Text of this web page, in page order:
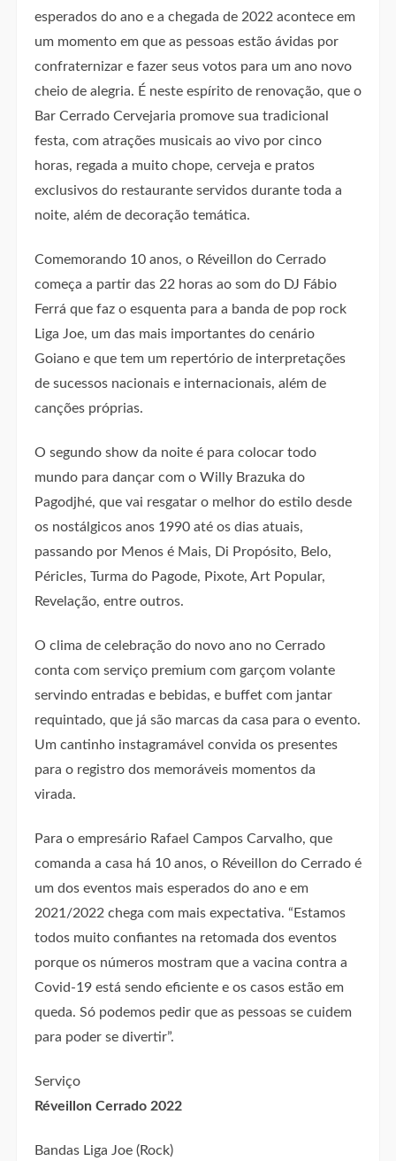
esperados do ano e a chegada de 2022 acontece em
um momento em que as pessoas estão ávidas por
confraternizar e fazer seus votos para um ano novo
cheio de alegria. É neste espírito de renovação, que o
Bar Cerrado Cervejaria promove sua tradicional
festa, com atrações musicais ao vivo por cinco
horas, regada a muito chope, cerveja e pratos
exclusivos do restaurante servidos durante toda a
noite, além de decoração temática.
Comemorando 10 anos, o Réveillon do Cerrado
começa a partir das 22 horas ao som do DJ Fábio
Ferrá que faz o esquenta para a banda de pop rock
Liga Joe, um das mais importantes do cenário
Goiano e que tem um repertório de interpretações
de sucessos nacionais e internacionais, além de
canções próprias.
O segundo show da noite é para colocar todo
mundo para dançar com o Willy Brazuka do
Pagodjhé, que vai resgatar o melhor do estilo desde
os nostálgicos anos 1990 até os dias atuais,
passando por Menos é Mais, Di Propósito, Belo,
Péricles, Turma do Pagode, Pixote, Art Popular,
Revelação, entre outros.
O clima de celebração do novo ano no Cerrado
conta com serviço premium com garçom volante
servindo entradas e bebidas, e buffet com jantar
requintado, que já são marcas da casa para o evento.
Um cantinho instagramável convida os presentes
para o registro dos memoráveis momentos da
virada.
Para o empresário Rafael Campos Carvalho, que
comanda a casa há 10 anos, o Réveillon do Cerrado é
um dos eventos mais esperados do ano e em
2021/2022 chega com mais expectativa. “Estamos
todos muito confiantes na retomada dos eventos
porque os números mostram que a vacina contra a
Covid-19 está sendo eficiente e os casos estão em
queda. Só podemos pedir que as pessoas se cuidem
para poder se divertir”.
Serviço
Réveillon Cerrado 2022
Bandas Liga Joe (Rock)